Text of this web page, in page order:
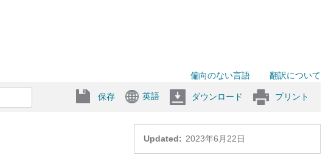
偏向のない言語 翻訳について
保存 英語 ダウンロード プリント
Updated: 2023年6月22日